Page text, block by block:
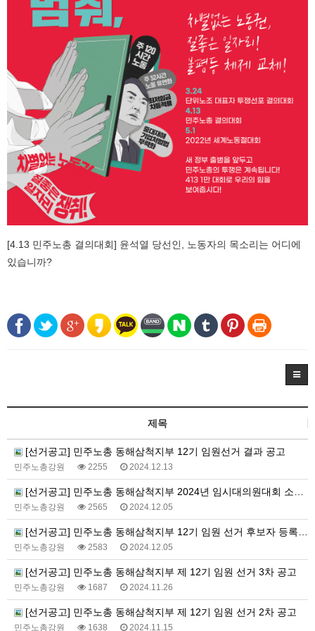
[4.13 민주노총 결의대회] 윤석열 당선인, 노동자의 목소리는 어디에
있습니까?
제목
[선거공고] 민주노총 동해삼척지부 12기 임원선거 결과 공고
민주노총강원 2255 2024.12.13
[선거공고] 민주노총 동해삼척지부 2024년 임시대의원대회 소집 공고
민주노총강원 2565 2024.12.05
[선거공고] 민주노총 동해삼척지부 12기 임원 선거 후보자 등록 확정 공고
민주노총강원 2583 2024.12.05
[선거공고] 민주노총 동해삼척지부 제 12기 임원 선거 3차 공고
민주노총강원 1687 2024.11.26
[선거공고] 민주노총 동해삼척지부 제 12기 임원 선거 2차 공고
민주노총강원 1638 2024.11.15